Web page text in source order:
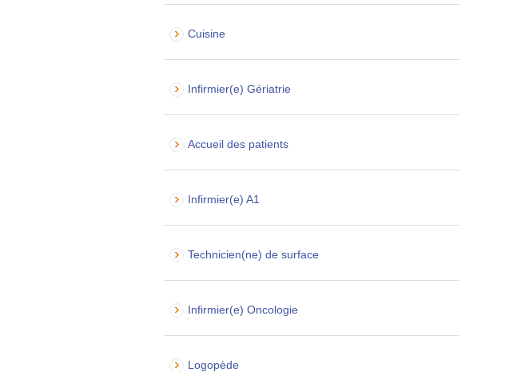
Cuisine
Infirmier(e) Gériatrie
Accueil des patients
Infirmier(e) A1
Technicien(ne) de surface
Infirmier(e) Oncologie
Logopède